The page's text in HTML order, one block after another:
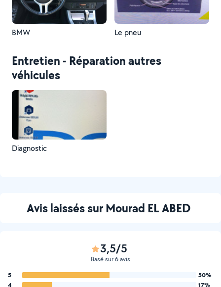
BMW Le pneu
Entretien - Réparation autres
véhicules
Diagnostic
Avis laissés sur Mourad EL ABED
3,5/5
Basé sur 6 avis
5
50%
4
17%